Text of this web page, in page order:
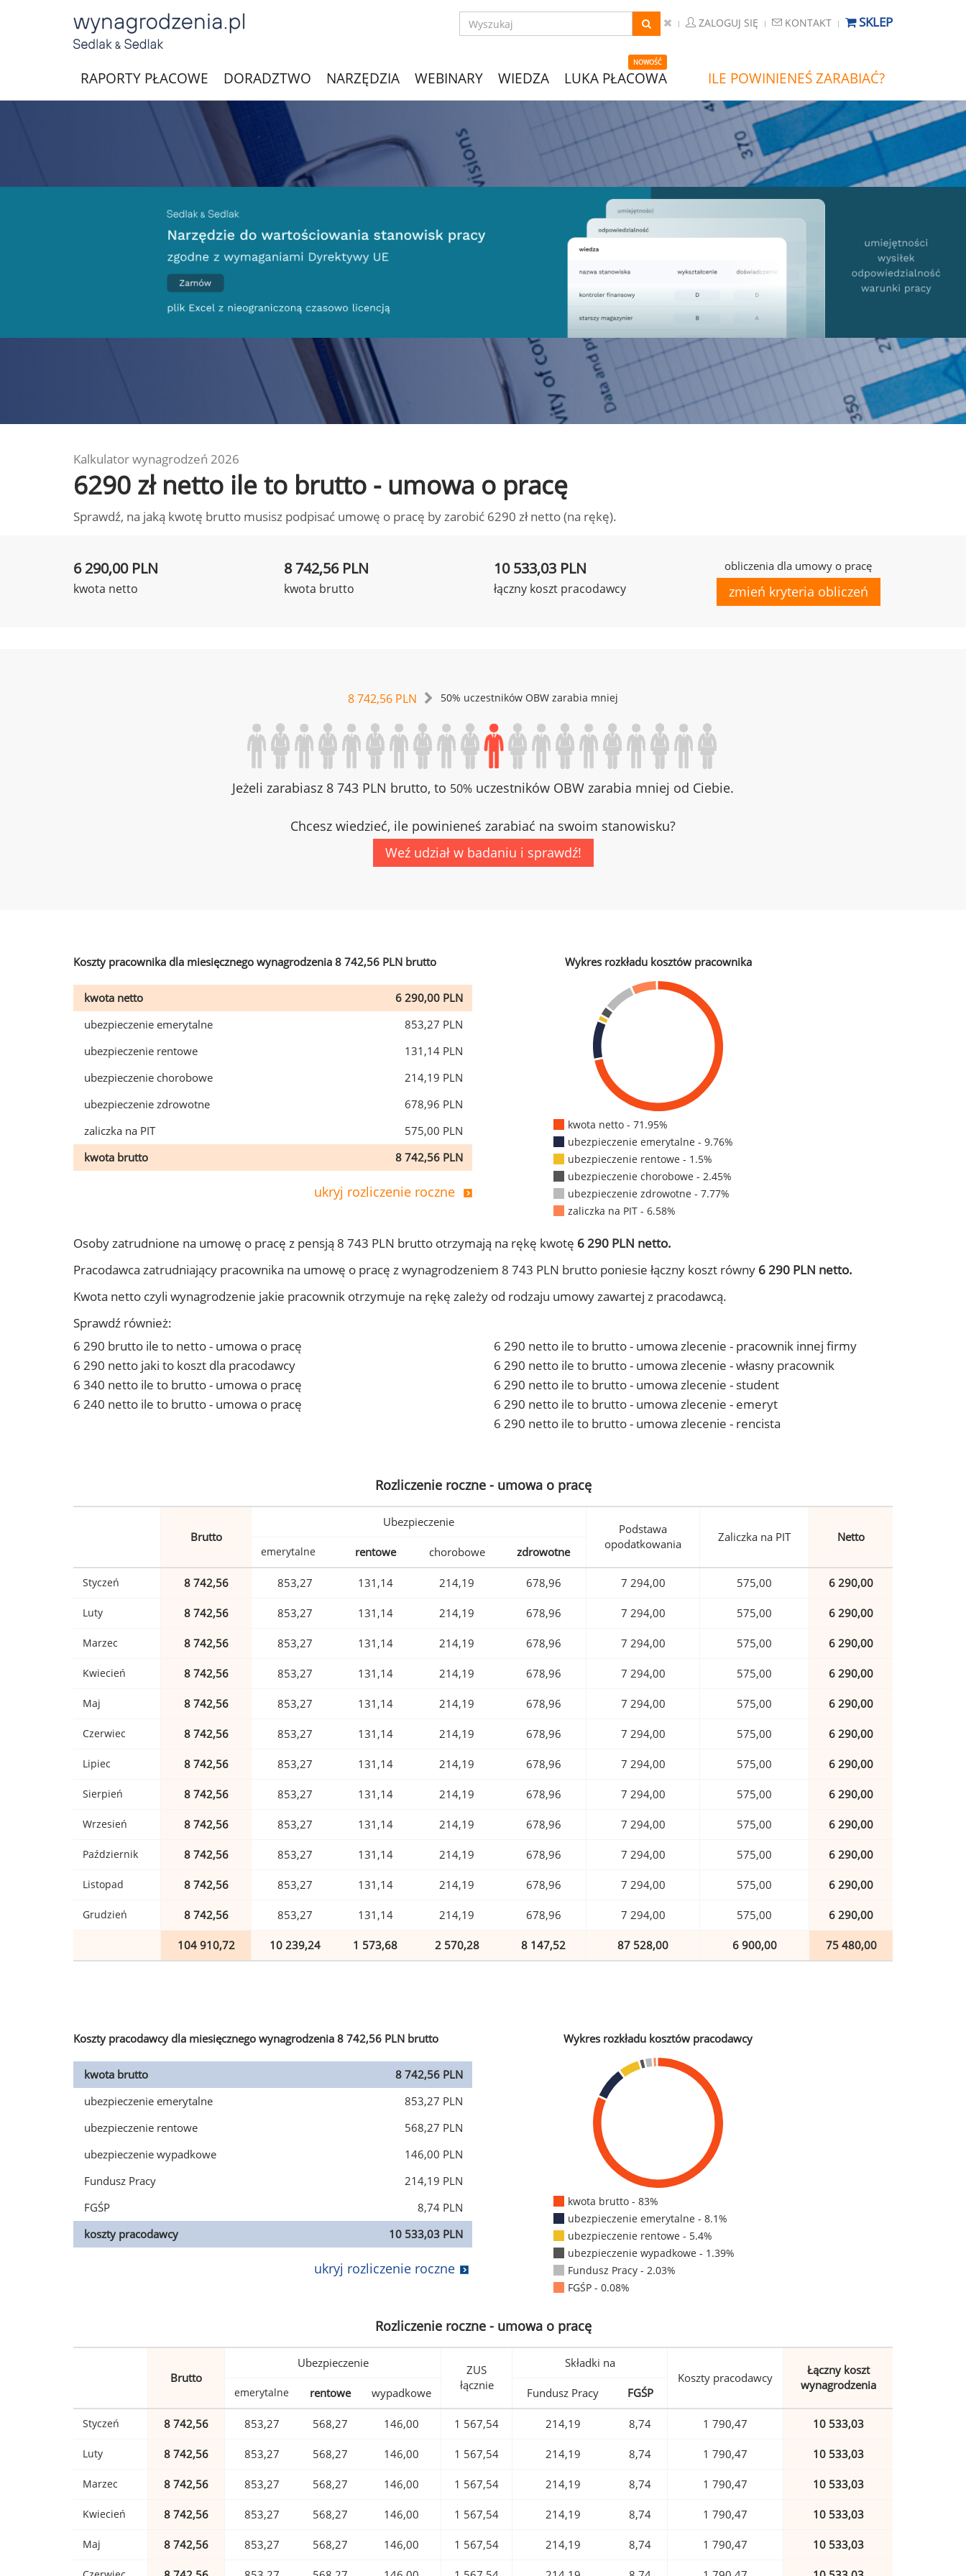
ZALOGUJ SIĘ KONTAKT SKLEP
RAPORTY PŁACOWE DORADZTWO NARZĘDZIA WEBINARY WIEDZA
NOWOŚĆ
LUKA PŁACOWA ILE POWINIENEŚ ZARABIAĆ?
Kalkulator wynagrodzeń 2026
6290 zł netto ile to brutto - umowa o pracę
Sprawdź, na jaką kwotę brutto musisz podpisać umowę o pracę by zarobić 6290 zł netto (na rękę).
6 290,00 PLN
kwota netto
8 742,56 PLN
kwota brutto
10 533,03 PLN
łączny koszt pracodawcy
obliczenia dla umowy o pracę
zmień kryteria obliczeń
8 742,56 PLN 50% uczestników OBW zarabia mniej
Jeżeli zarabiasz 8 743 PLN brutto, to 50% uczestników OBW zarabia mniej od Ciebie.
Chcesz wiedzieć, ile powinieneś zarabiać na swoim stanowisku?
Weź udział w badaniu i sprawdź!
Koszty pracownika dla miesięcznego wynagrodzenia 8 742,56 PLN brutto
kwota netto
6 290,00 PLN
ubezpieczenie emerytalne
853,27 PLN
ubezpieczenie rentowe
131,14 PLN
ubezpieczenie chorobowe
214,19 PLN
ubezpieczenie zdrowotne
678,96 PLN
zaliczka na PIT
575,00 PLN
kwota brutto
8 742,56 PLN
ukryj rozliczenie roczne
Wykres rozkładu kosztów pracownika
kwota netto - 71.95%
ubezpieczenie emerytalne - 9.76%
ubezpieczenie rentowe - 1.5%
ubezpieczenie chorobowe - 2.45%
ubezpieczenie zdrowotne - 7.77%
zaliczka na PIT - 6.58%
Osoby zatrudnione na umowę o pracę z pensją 8 743 PLN brutto otrzymają na rękę kwotę 6 290 PLN netto.
Pracodawca zatrudniający pracownika na umowę o pracę z wynagrodzeniem 8 743 PLN brutto poniesie łączny koszt równy 6 290 PLN netto.
Kwota netto czyli wynagrodzenie jakie pracownik otrzymuje na rękę zależy od rodzaju umowy zawartej z pracodawcą.
Sprawdź również:
6 290 brutto ile to netto - umowa o pracę
6 290 netto jaki to koszt dla pracodawcy
6 340 netto ile to brutto - umowa o pracę
6 240 netto ile to brutto - umowa o pracę
6 290 netto ile to brutto - umowa zlecenie - pracownik innej firmy
6 290 netto ile to brutto - umowa zlecenie - własny pracownik
6 290 netto ile to brutto - umowa zlecenie - student
6 290 netto ile to brutto - umowa zlecenie - emeryt
6 290 netto ile to brutto - umowa zlecenie - rencista
Rozliczenie roczne - umowa o pracę
Brutto
Ubezpieczenie
Podstawa
opodatkowania
Zaliczka na PIT Netto
emerytalne rentowe chorobowe zdrowotne
Styczeń 8 742,56 853,27 131,14 214,19 678,96 7 294,00 575,00 6 290,00
Luty 8 742,56 853,27 131,14 214,19 678,96 7 294,00 575,00 6 290,00
Marzec 8 742,56 853,27 131,14 214,19 678,96 7 294,00 575,00 6 290,00
Kwiecień 8 742,56 853,27 131,14 214,19 678,96 7 294,00 575,00 6 290,00
Maj 8 742,56 853,27 131,14 214,19 678,96 7 294,00 575,00 6 290,00
Czerwiec 8 742,56 853,27 131,14 214,19 678,96 7 294,00 575,00 6 290,00
Lipiec 8 742,56 853,27 131,14 214,19 678,96 7 294,00 575,00 6 290,00
Sierpień 8 742,56 853,27 131,14 214,19 678,96 7 294,00 575,00 6 290,00
Wrzesień 8 742,56 853,27 131,14 214,19 678,96 7 294,00 575,00 6 290,00
Październik 8 742,56 853,27 131,14 214,19 678,96 7 294,00 575,00 6 290,00
Listopad 8 742,56 853,27 131,14 214,19 678,96 7 294,00 575,00 6 290,00
Grudzień 8 742,56 853,27 131,14 214,19 678,96 7 294,00 575,00 6 290,00
104 910,72 10 239,24 1 573,68 2 570,28 8 147,52 87 528,00 6 900,00 75 480,00
Koszty pracodawcy dla miesięcznego wynagrodzenia 8 742,56 PLN brutto
kwota brutto
8 742,56 PLN
ubezpieczenie emerytalne
853,27 PLN
ubezpieczenie rentowe
568,27 PLN
ubezpieczenie wypadkowe
146,00 PLN
Fundusz Pracy
214,19 PLN
FGŚP
8,74 PLN
koszty pracodawcy
10 533,03 PLN
ukryj rozliczenie roczne
Wykres rozkładu kosztów pracodawcy
kwota brutto - 83%
ubezpieczenie emerytalne - 8.1%
ubezpieczenie rentowe - 5.4%
ubezpieczenie wypadkowe - 1.39%
Fundusz Pracy - 2.03%
FGŚP - 0.08%
Rozliczenie roczne - umowa o pracę
Brutto
Ubezpieczenie
ZUS
łącznie
Składki na
Koszty pracodawcy
Łączny koszt
wynagrodzenia
emerytalne rentowe wypadkowe Fundusz Pracy FGŚP
Styczeń 8 742,56 853,27 568,27 146,00 1 567,54 214,19 8,74 1 790,47 10 533,03
Luty 8 742,56 853,27 568,27 146,00 1 567,54 214,19 8,74 1 790,47 10 533,03
Marzec 8 742,56 853,27 568,27 146,00 1 567,54 214,19 8,74 1 790,47 10 533,03
Kwiecień 8 742,56 853,27 568,27 146,00 1 567,54 214,19 8,74 1 790,47 10 533,03
Maj 8 742,56 853,27 568,27 146,00 1 567,54 214,19 8,74 1 790,47 10 533,03